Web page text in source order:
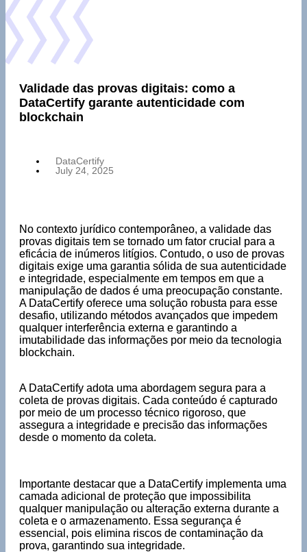
Validade das provas digitais: como a
DataCertify garante autenticidade com
blockchain
DataCertify
July 24, 2025
No contexto jurídico contemporâneo, a validade das
provas digitais tem se tornado um fator crucial para a
eficácia de inúmeros litígios. Contudo, o uso de provas
digitais exige uma garantia sólida de sua autenticidade
e integridade, especialmente em tempos em que a
manipulação de dados é uma preocupação constante.
A DataCertify oferece uma solução robusta para esse
desafio, utilizando métodos avançados que impedem
qualquer interferência externa e garantindo a
imutabilidade das informações por meio da tecnologia
blockchain.
A DataCertify adota uma abordagem segura para a
coleta de provas digitais. Cada conteúdo é capturado
por meio de um processo técnico rigoroso, que
assegura a integridade e precisão das informações
desde o momento da coleta.
Importante destacar que a DataCertify implementa uma
camada adicional de proteção que impossibilita
qualquer manipulação ou alteração externa durante a
coleta e o armazenamento. Essa segurança é
essencial, pois elimina riscos de contaminação da
prova, garantindo sua integridade.